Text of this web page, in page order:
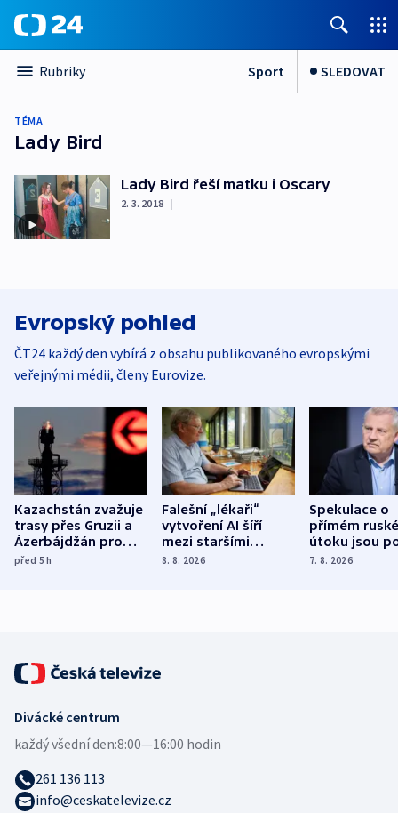
Rubriky Sport SLEDOVAT
TÉMA
Lady Bird
Lady Bird řeší matku i Oscary
2. 3. 2018 |
Evropský pohled
ČT24 každý den vybírá z obsahu publikovaného evropskými
veřejnými médii, členy Eurovize.
Kazachstán zvažuje
trasy přes Gruzii a
Ázerbájdžán pro
vývoz ropy do
před 5h
Falešní „lékaři“
vytvoření AI šíří
mezi staršími
Poláky nebezpečné
8. 8. 2026
Spekulace o
přímém
útoku jsou
míní
7. 8. 2026
Divácké centrum
každý všední den:8:00—16:00 hodin
261 136 113
info@ceskatelevize.cz